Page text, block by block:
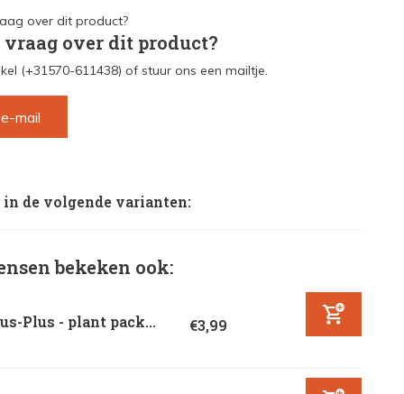
vraag over dit product?
(+31570-611438) of stuur ons een mailtje.
mail
de volgende varianten:
bekeken ook:
Plus - plant pack... €3,99